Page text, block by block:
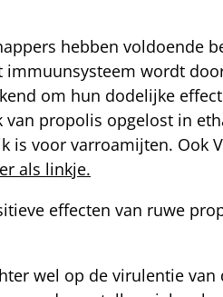
hebben voldoende
immuunsysteem wordt
om hun dodelijke
van propolis opgelost in
is voor varroamijten. Ook
als linkje.
effecten van ruwe
wel op de virulentie van